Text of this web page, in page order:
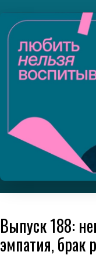
Выпуск 188:
эмпатия, брак